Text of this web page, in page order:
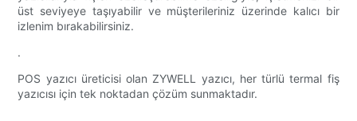
üst seviyeye taşıyabilir ve müşterileriniz üzerinde kalıcı bir
izlenim bırakabilirsiniz.
.
POS yazıcı üreticisi olan ZYWELL yazıcı, her türlü termal fiş
yazıcısı için tek noktadan çözüm sunmaktadır.